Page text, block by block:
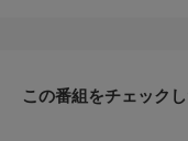
突如暴走し始める列車
この番組をチェック